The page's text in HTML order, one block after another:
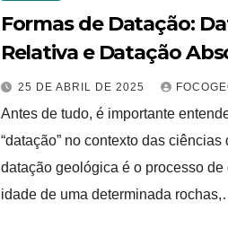
Formas de Datação:
Relativa e Datação
25 DE ABRIL DE 2025
Antes de tudo, é importante
“datação” no contexto das ciências
datação geológica é o processo de
idade de uma determinada